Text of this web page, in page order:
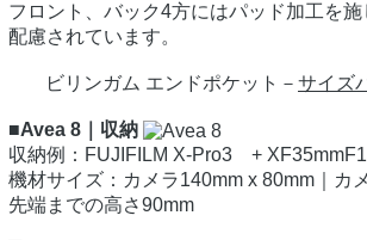
フロント、バック4方にはパッド加工を
配慮されています。
ビリンガム エンドポケット－ サイズ
■Avea 8｜収納
収納例：FUJIFILM X-Pro3 +
機材サイズ：カメラ140mm x 80mm｜カ
先端までの高さ90mm